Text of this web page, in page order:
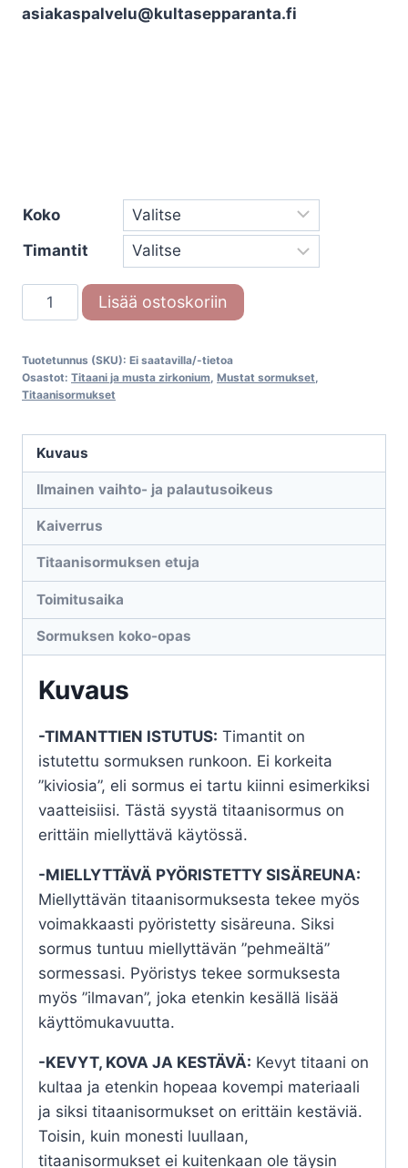
asiakaspalvelu@kultasepparanta.fi
Koko
Timantit
Titaanisormus
Titan
Zirkonium
79-
045
määrä
Lisää ostoskoriin
Tuotetunnus (SKU): Ei saatavilla/-tietoa
Osastot: Titaani ja musta zirkonium, Mustat sormukset,
Titaanisormukset
Kuvaus
Ilmainen vaihto- ja palautusoikeus
Kaiverrus
Titaanisormuksen etuja
Toimitusaika
Sormuksen koko-opas
Kuvaus
-TIMANTTIEN ISTUTUS: Timantit on
istutettu sormuksen runkoon. Ei korkeita
”kiviosia”, eli sormus ei tartu kiinni esimerkiksi
vaatteisiisi. Tästä syystä titaanisormus on
erittäin miellyttävä käytössä.
-MIELLYTTÄVÄ PYÖRISTETTY SISÄREUNA:
Miellyttävän titaanisormuksesta tekee myös
voimakkaasti pyöristetty sisäreuna. Siksi
sormus tuntuu miellyttävän ”pehmeältä”
sormessasi. Pyöristys tekee sormuksesta
myös ”ilmavan”, joka etenkin kesällä lisää
käyttömukavuutta.
-KEVYT, KOVA JA KESTÄVÄ: Kevyt titaani on
kultaa ja etenkin hopeaa kovempi materiaali
ja siksi titaanisormukset on erittäin kestäviä.
Toisin, kuin monesti luullaan,
titaanisormukset ei kuitenkaan ole täysin